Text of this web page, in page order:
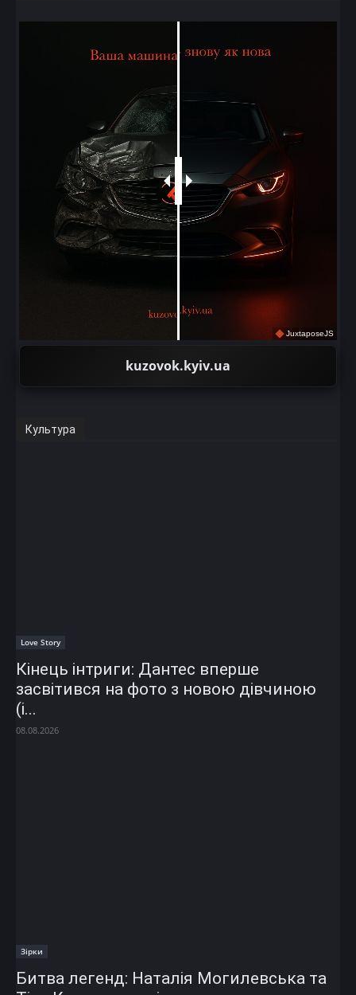
JuxtaposeJS
kuzovok.kyiv.ua
Культура
Love Story
Кінець інтриги: Дантес вперше
засвітився на фото з новою дівчиною
(і...
08.08.2026
Зірки
Битва легенд: Наталія Могилевська та